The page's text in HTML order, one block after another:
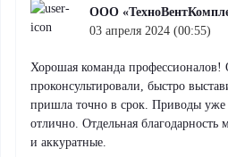
ООО
03 апреля 2024 (00:55)
Хорошая команда профессионалов!
проконсультировали, быстро
пришла точно в срок. Приводы
отлично. Отдельная
и аккуратные.